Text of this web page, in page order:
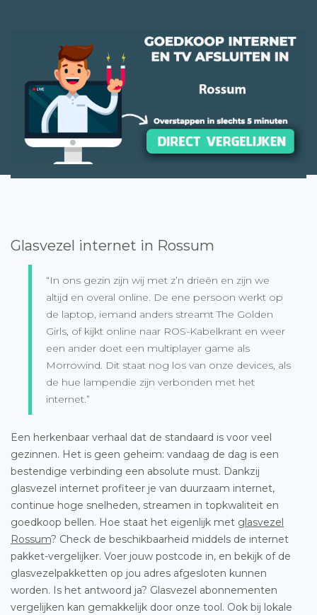
Glasvezel internet in Rossum
“In ons gezin zijn wij met z’n drieën en zijn we
altijd en overal online. De ene persoon werkt op
de laptop, iemand anders streamt The Golden
Girls, of kijkt online naar ROS-Kabelkrant en weer
een ander doet een multiplayer game als
Morrowind. Dit staat nog los van onze devices, als
de hue lampendie zijn verbonden met het
internet.”
Een herkenbaar verhaal dat de standaard is voor veel
gezinnen. Het is geen geheim: vandaag de dag is een
bestendige verbinding een absolute must. Dankzij
glasvezel internet profiteer je van duurzaam internet,
continue hoge snelheden, streamen in topkwaliteit en
goedkoop bellen. Hoe staat het eigenlijk met glasvezel
Rossum? Check de beschikbaarheid middels de internet
pakket-vergelijker. Voer jouw postcode in, en bekijk of de
glasvezelpakketten op jou adres afgesloten kunnen
worden. Is het antwoord ja? Glasvezel abonnementen
vergelijken kan gemakkelijk door onze tool. Ook bij lokale